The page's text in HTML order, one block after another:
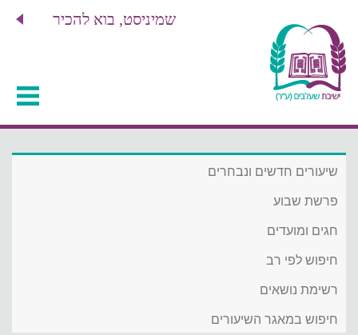
שמיניסט, בוא להכיר
שיעורים חדשים ונבחרים
פרשת שבוע
חגים ומועדים
חיפוש לפי רב
רשימת נושאים
חיפוש במאגר השיעורים